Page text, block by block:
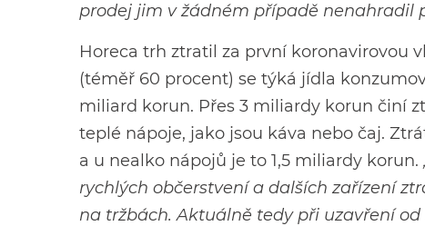
prodej jim v žádném případě nenahradil
Horeca trh ztratil za první koronavirovou
(téměř 60 procent) se týká jídla
miliard korun. Přes 3 miliardy korun činí
teplé nápoje, jako jsou káva nebo čaj.
a u nealko nápojů je to 1,5 miliardy korun.
rychlých občerstvení a dalších zařízení
na tržbách. Aktuálně tedy při uzavření